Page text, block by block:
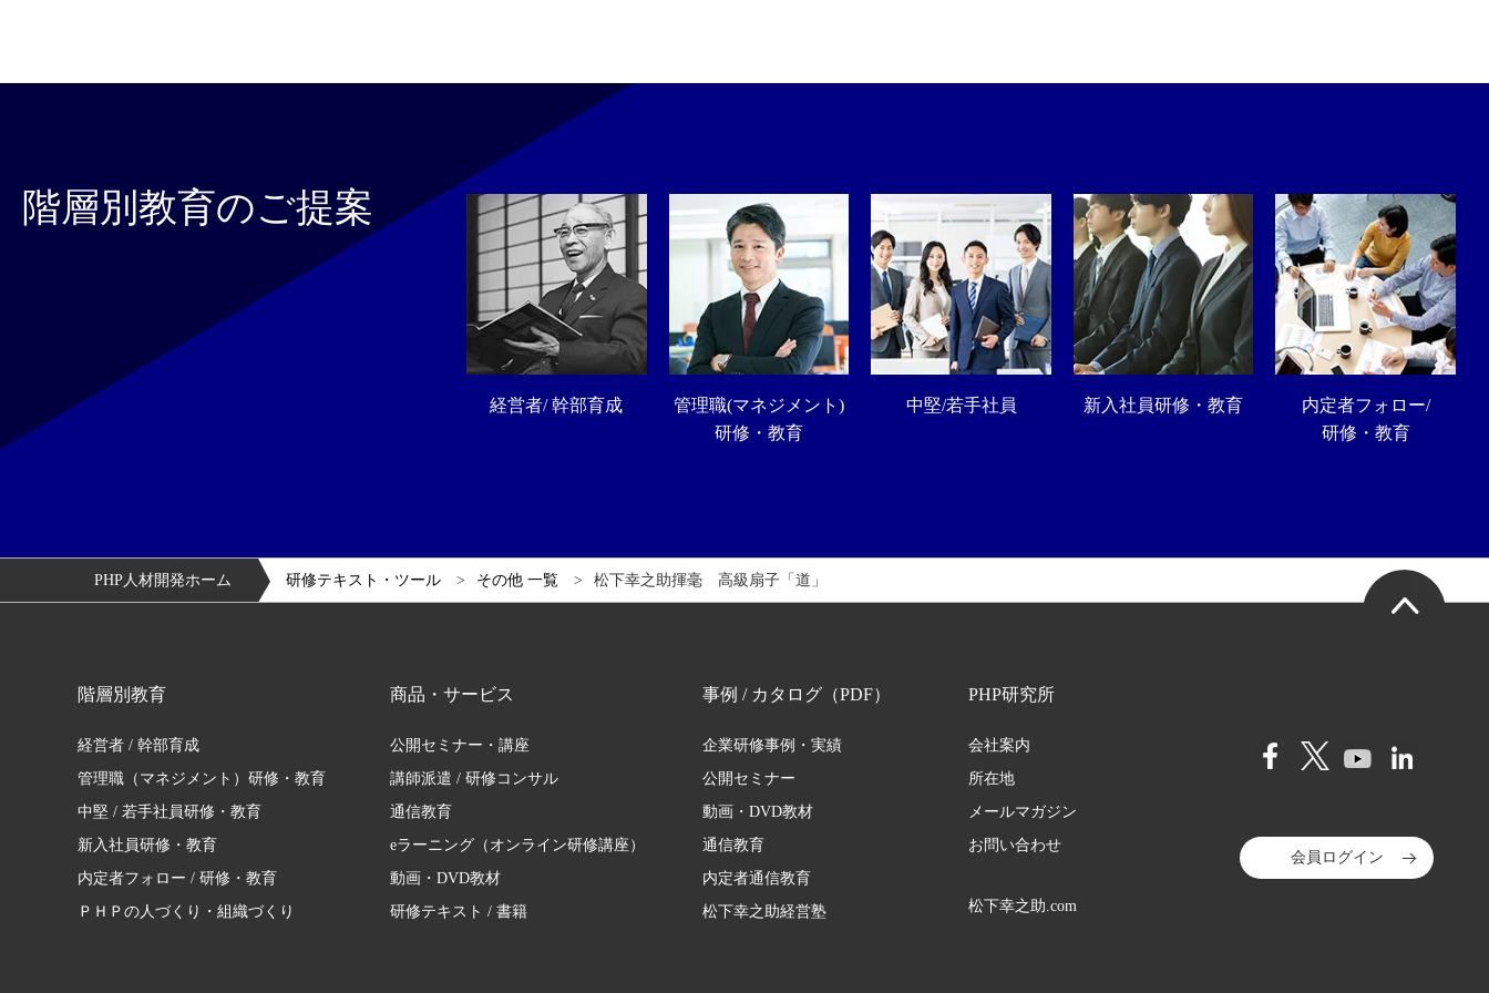
階層別教育のご提案
経営者/ 幹部育成
管理職(マネジメント)
研修・教育
中堅/若手社員 新入社員研修・教育
内定者フォロー/
研修・教育
PHP人材開発ホーム 研修テキスト・ツール その他 一覧 松下幸之助揮毫 高級扇子「道」
階層別教育
経営者 / 幹部育成
管理職（マネジメント）研修・教育
中堅 / 若手社員研修・教育
新入社員研修・教育
内定者フォロー / 研修・教育
ＰＨＰの人づくり・組織づくり
商品・サービス
公開セミナー・講座
講師派遣 / 研修コンサル
通信教育
eラーニング（オンライン研修講座）
動画・DVD教材
研修テキスト / 書籍
事例 / カタログ（PDF）
企業研修事例・実績
公開セミナー
動画・DVD教材
通信教育
内定者通信教育
松下幸之助経営塾
PHP研究所
会社案内
所在地
メールマガジン
お問い合わせ
松下幸之助.com
会員ログイン